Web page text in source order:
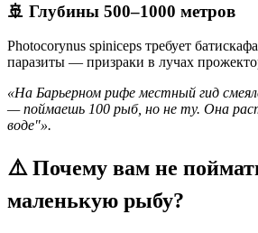
🚢 Глубины 500–1000 метров
Photocorynus spiniceps требует
паразиты — призраки в лучах
«На Барьерном рифе местный гид
— поймаешь 100 рыб, но не ту. Она
воде"».
⚠️ Почему вам не
маленькую рыбу?